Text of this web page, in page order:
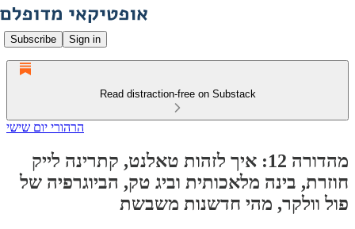
Subscribe Sign in
Read distraction-free on Substack
הרהורי יום שישי
מהדורה 12: איך לזהות טאלנט, קתרינה לייק
חוזרת, בינה מלאכותית וביג טק, הביוגרפיה של
פול וולקר, מהי חדשנות משבשת